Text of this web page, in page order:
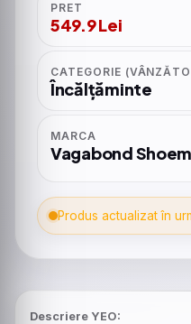
PRET
549.9 Lei
CATEGORIE
Încălțăminte
MARCA
Vagabond
Produs actualizat în
Descriere YEO: